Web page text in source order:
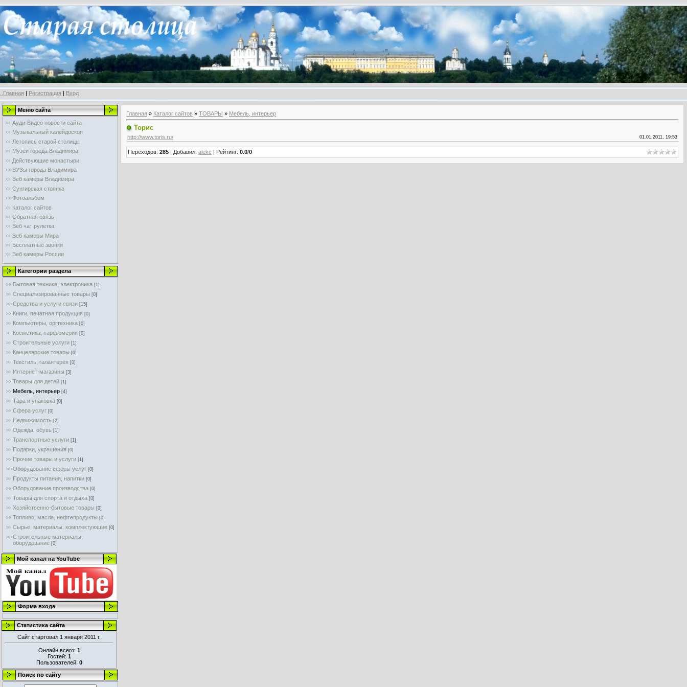
..Главная | Регистрация | Вход
Меню сайта
Ауди-Видео новости сайта
Музыкальный калейдоскоп
Летопись старой столицы
Музеи города Владимира
Действующие монастыри
ВУЗы города Владимира
Веб камеры Владимира
Сунгирская стоянка
Фотоальбом
Каталог сайтов
Обратная связь
Веб чат рулетка
Веб камеры Мира
Бесплатные звонки
Веб камеры России
Категории раздела
Бытовая техника, электроника [1]
Специализированные товары [0]
Средства и услуги связи [15]
Книги, печатная продукция [0]
Компьютеры, оргтехника [0]
Косметика, парфюмерия [0]
Строительные услуги [1]
Канцелярские товары [0]
Текстиль, галантерея [0]
Интернет-магазины [3]
Товары для детей [1]
Мебель, интерьер [4]
Тара и упаковка [0]
Cфера услуг [0]
Недвижимость [2]
Одежда, обувь [1]
Транспортные услуги [1]
Подарки, украшения [0]
Прочие товары и услуги [1]
Оборудование сферы услуг [0]
Продукты питания, напитки [0]
Оборудование производства [0]
Товары для спорта и отдыха [0]
Хозяйственно-бытовые товары [0]
Топливо, масла, нефтепродукты [0]
Сырье, материалы, комплектующие [0]
Строительные материалы,
оборудование [0]
Мой канал на YouTube
Форма входа
Статистика сайта
Сайт стартовал 1 января 2011 г.
Онлайн всего: 1
Гостей: 1
Пользователей: 0
Поиск по сайту
Главная » Каталог сайтов » ТОВАРЫ » Мебель, интерьер
Торис
http://www.toris.ru/ 01.01.2011, 19:53
Переходов: 285 | Добавил: alekc | Рейтинг: 0.0/0